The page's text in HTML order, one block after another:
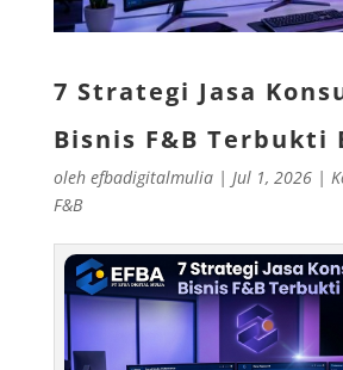
7 Strategi Jasa
Bisnis F&B Terbukti
oleh efbadigitalmulia| Jul 1, 2026|
F&B